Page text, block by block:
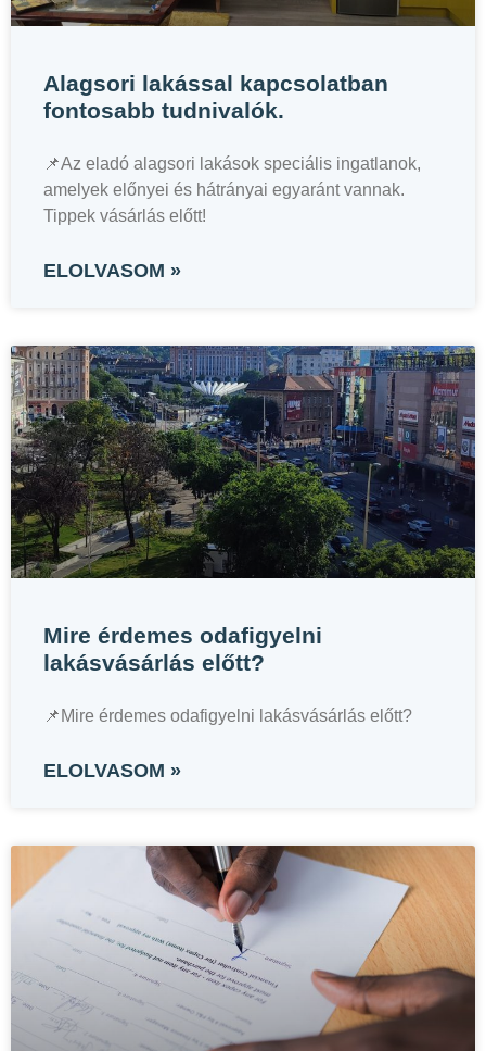
Alagsori lakással kapcsolatban
fontosabb tudnivalók.
📌Az eladó alagsori lakások speciális ingatlanok,
amelyek előnyei és hátrányai egyaránt vannak.
Tippek vásárlás előtt!
ELOLVASOM »
Mire érdemes odafigyelni
lakásvásárlás előtt?
📌Mire érdemes odafigyelni lakásvásárlás előtt?
ELOLVASOM »